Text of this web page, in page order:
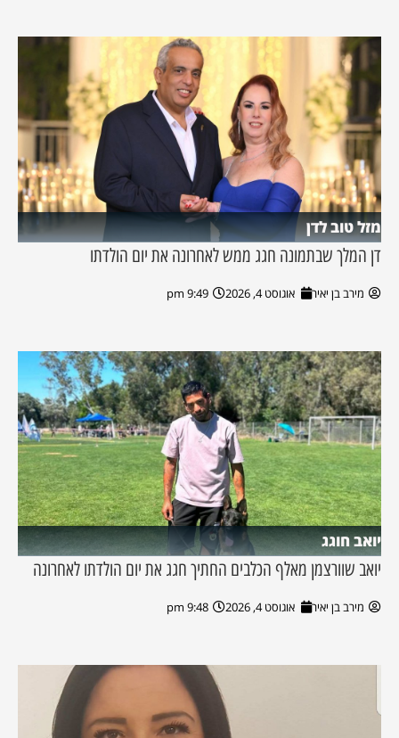
מזל טוב לדן
דן המלך שבתמונה חגג ממש לאחרונה את יום הולדתו
מירב בן יאיר אוגוסט 4, 2026 9:49 pm
יואב חוגג
יואב שוורצמן מאלף הכלבים החתיך חגג את יום הולדתו לאחרונה
מירב בן יאיר אוגוסט 4, 2026 9:48 pm